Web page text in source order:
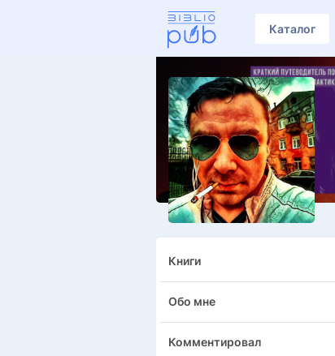
Каталог
Книги
Обо мне
Комментировал